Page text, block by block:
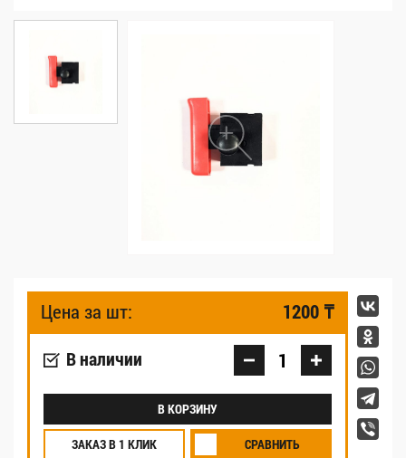
Цена за шт: 1200 ₸
В наличии
В КОРЗИНУ
ЗАКАЗ В 1 КЛИК СРАВНИТЬ